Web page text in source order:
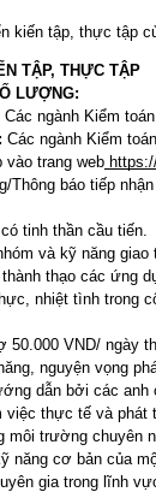
kiến tập, thực tập
TẬP, THỰC TẬP
LƯỢNG:
Các ngành Kiểm
Các ngành Kiểm
vào trang web
Thông báo tiếp
tinh thần cầu tiến.
và kỹ năng giao
thạo các ứng
nhiệt tình trong
50.000 VND/ ngày
nguyện vọng
dẫn bởi các anh
việc thực tế và phát
môi trường chuyên
năng cơ bản của
gia trong lĩnh